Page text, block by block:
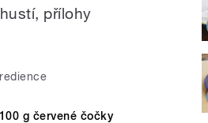
přílohy
100 g červené čočky